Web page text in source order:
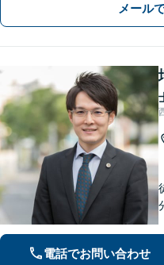
メール
電話でお問い合わせ